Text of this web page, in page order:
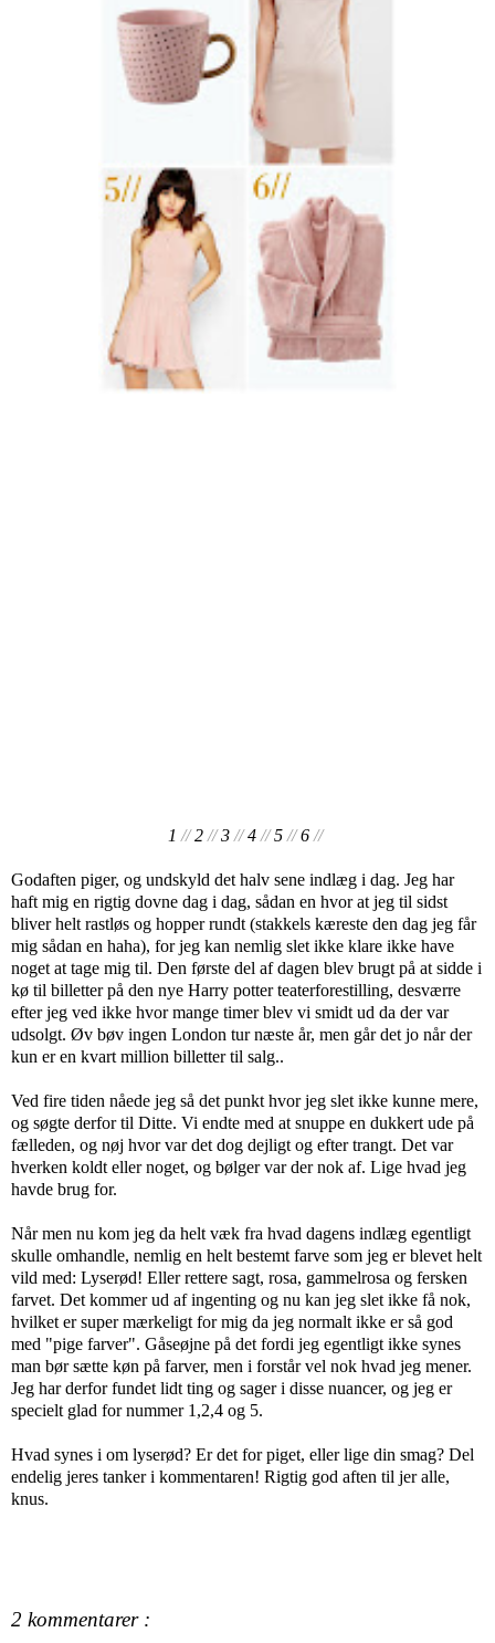
1 //2 //3 //4 //5 //6 //
Godaften piger, og undskyld det halv sene indlæg i dag. Jeg har
haft mig en rigtig dovne dag i dag, sådan en hvor at jeg til sidst
bliver helt rastløs og hopper rundt (stakkels kæreste den dag jeg får
mig sådan en haha), for jeg kan nemlig slet ikke klare ikke have
noget at tage mig til. Den første del af dagen blev brugt på at sidde i
kø til billetter på den nye Harry potter teaterforestilling, desværre
efter jeg ved ikke hvor mange timer blev vi smidt ud da der var
udsolgt. Øv bøv ingen London tur næste år, men går det jo når der
kun er en kvart million billetter til salg..
Ved fire tiden nåede jeg så det punkt hvor jeg slet ikke kunne mere,
og søgte derfor til Ditte. Vi endte med at snuppe en dukkert ude på
fælleden, og nøj hvor var det dog dejligt og efter trangt. Det var
hverken koldt eller noget, og bølger var der nok af. Lige hvad jeg
havde brug for.
Når men nu kom jeg da helt væk fra hvad dagens indlæg egentligt
skulle omhandle, nemlig en helt bestemt farve som jeg er blevet helt
vild med: Lyserød! Eller rettere sagt, rosa, gammelrosa og fersken
farvet. Det kommer ud af ingenting og nu kan jeg slet ikke få nok,
hvilket er super mærkeligt for mig da jeg normalt ikke er så god
med "pige farver". Gåseøjne på det fordi jeg egentligt ikke synes
man bør sætte køn på farver, men i forstår vel nok hvad jeg mener.
Jeg har derfor fundet lidt ting og sager i disse nuancer, og jeg er
specielt glad for nummer 1,2,4 og 5.
Hvad synes i om lyserød? Er det for piget, eller lige din smag? Del
endelig jeres tanker i kommentaren! Rigtig god aften til jer alle,
knus.
2 kommentarer :